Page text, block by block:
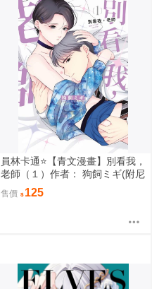
員林卡通⭐️【青文漫畫】別看我，
老師（１）作者： 狗飼ミギ(附尼
采書套)
售價 125